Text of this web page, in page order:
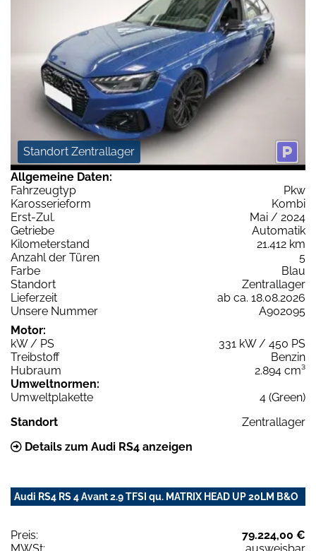
Standort Zentrallager
Allgemeine Daten:
Fahrzeugtyp
Pkw
Karosserieform
Kombi
Erst-Zul.
Mai / 2024
Getriebe
Automatik
Kilometerstand
21.412 km
Anzahl der Türen
5
Farbe
Blau
Standort
Zentrallager
Lieferzeit
ab ca. 18.08.2026
Unsere Nummer
A902095
Motor:
kW / PS
331 kW / 450 PS
Treibstoff
Benzin
Hubraum
2.894 cm³
Umweltnormen:
Umweltplakette
4 (Green)
Standort
Zentrallager
Details zum Audi RS4 anzeigen
Audi RS4 RS 4 Avant 2.9 TFSI qu. MATRIX HEAD UP 20LM B&O
Preis:
79.224,00 €
MWSt:
ausweisbar